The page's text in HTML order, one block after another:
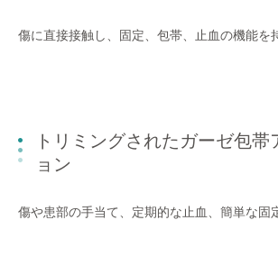
傷に直接接触し、固定、包帯、止血の機能を
トリミングされたガーゼ包帯
ョン
傷や患部の手当て、定期的な止血、簡単な固